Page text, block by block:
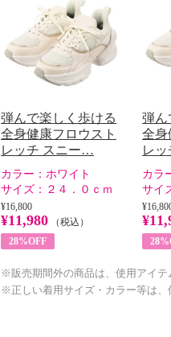
弾んで楽しく歩ける
全身健康フロウスト
レッチ スニー…
カラー： ホワイト
サイズ： ２４．０ｃｍ
¥16,800
¥11,980
（税込）
28%OFF
弾ん
全身
レ
カラ
サイ
※販売期間外の商品は、使用アイテ
※正しい着用サイズ・カラー等は、